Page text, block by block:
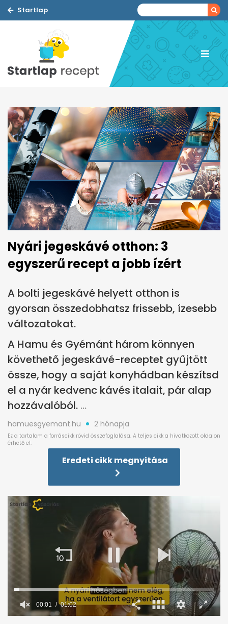
Startlap
Nyári jegeskávé otthon: 3
egyszerű recept a jobb ízért
A bolti jegeskávé helyett otthon is
gyorsan összedobhatsz frissebb, ízesebb
változatokat.
A Hamu és Gyémánt három könnyen
követhető jegeskávé-receptet gyűjtött
össze, hogy a saját konyhádban készítsd
el a nyár kedvenc kávés italait, pár alap
hozzávalóból.
hamuesgyemant.hu 2 hónapja
Eredeti cikk megnyitása